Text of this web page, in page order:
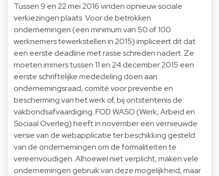
Tussen 9 en 22 mei 2016 vinden opnieuw sociale
verkiezingen plaats. Voor de betrokken
ondernemingen (een minimum van 50 of 100
werknemers tewerkstellen in 2015) impliceert dit dat
een eerste deadline met rasse schreden nadert. Ze
moeten immers tussen 11 en 24 december 2015 een
eerste schriftelijke mededeling doen aan
ondernemingsraad, comité voor preventie en
bescherming van het werk of, bij ontstentenis de
vakbondsafvaardiging. FOD WASO (Werk, Arbeid en
Sociaal Overleg) heeft in november een vernieuwde
versie van de webapplicatie ter beschikking gesteld
van de ondernemingen om de formaliteiten te
vereenvoudigen. Alhoewel niet verplicht, maken vele
ondernemingen gebruik van deze mogelijkheid, maar